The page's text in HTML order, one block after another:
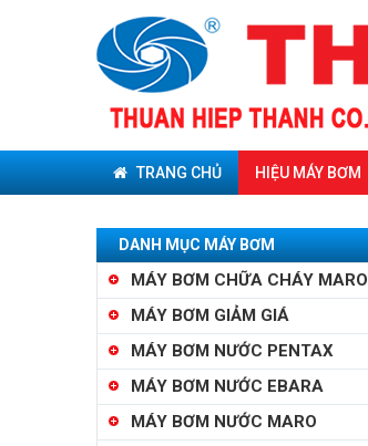
TRANG CHỦ HIỆU MÁY BƠM
DANH MỤC MÁY BƠM
MÁY BƠM CHỮA CHÁY MARO
MÁY BƠM GIẢM GIÁ
MÁY BƠM NƯỚC PENTAX
MÁY BƠM NƯỚC EBARA
MÁY BƠM NƯỚC MARO